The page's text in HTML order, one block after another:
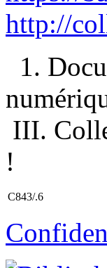
http://
1.
III.
!
C843/.6